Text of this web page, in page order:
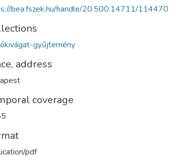
bea.fszek.hu/handle/20.500.14711/114470
gyűjtemény
address
coverage
pdf